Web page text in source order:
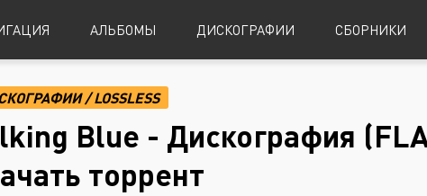
Alternative Rock
Indie Rock
Progressive Metal
АЛЬБОМЫ ДИСКОГРАФИИ СБОРНИКИ
/LOSSLESS
Blue - Дискография
торрент